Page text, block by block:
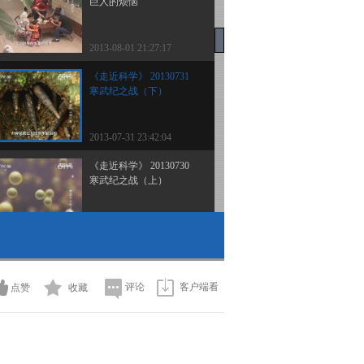
2013-08-01 21:27:17
《走近科学》 20130731
寒武纪之战（下）
2013-07-31 23:42:04
《走近科学》 20130730
寒武纪之战（上）
险（下）
2013-07-30 01:52:33
点赞 收藏 评论 客户端看